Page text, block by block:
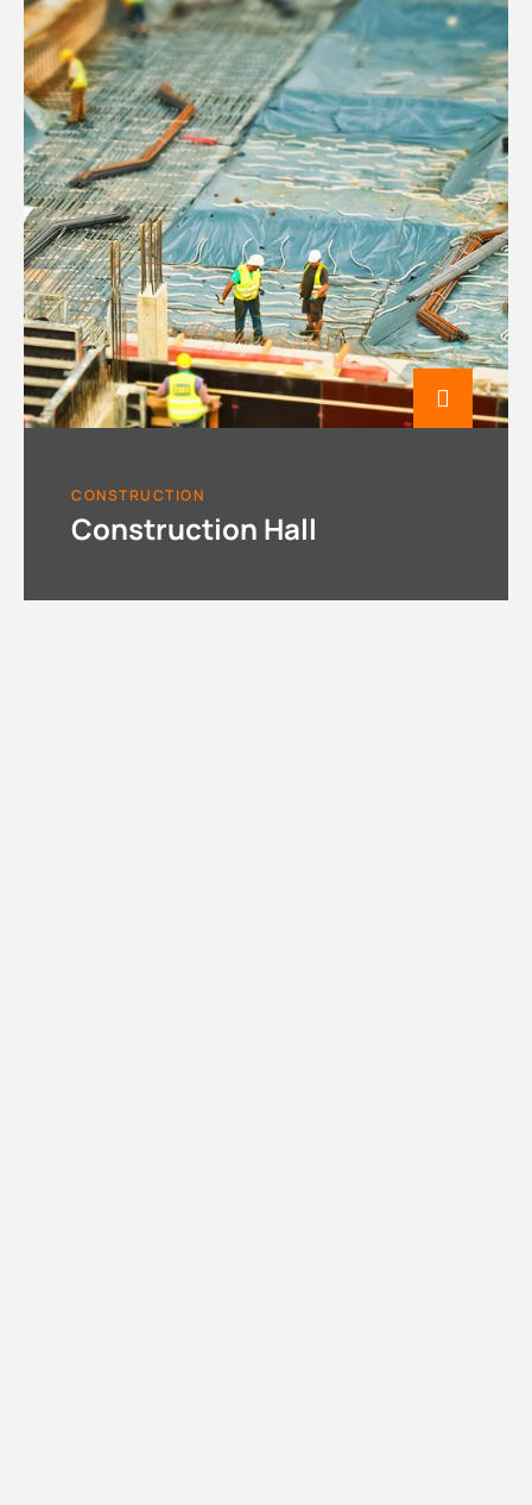
CONSTRUCTION
Construction Hall